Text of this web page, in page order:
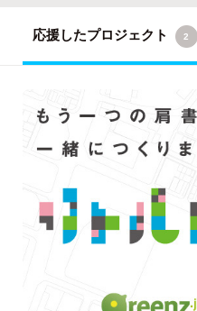
応援したプロジェクト 2